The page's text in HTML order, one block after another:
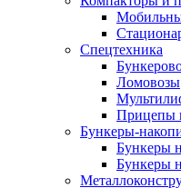
Спецтехника
Ломовозы
Прицепы
Бункеры-
Бункеры
Бункеры